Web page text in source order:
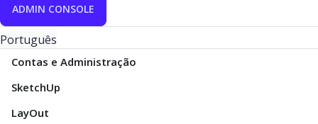
ADMIN CONSOLE
Português
Contas e Administração
SketchUp
LayOut